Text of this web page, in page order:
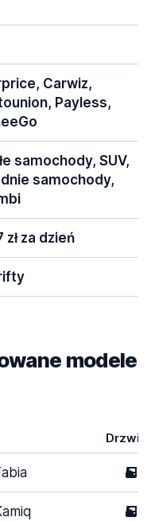
Carwiz,
Payless,
samochody, SUV,
samochody,
zł za dzień
modele
Drzwi
5
5